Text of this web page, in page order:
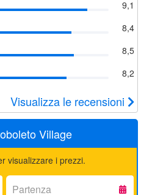
9,1
8,4
8,5
8,2
Visualizza le recensioni
Village
visualizzare i prezzi.
Partenza: